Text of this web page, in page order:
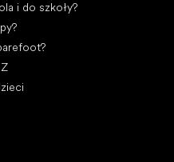
i do szkoły?